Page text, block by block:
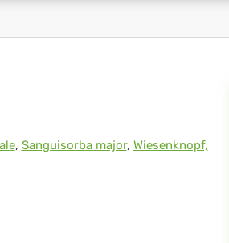
, Sanguisorba major, Wiesenknopf,